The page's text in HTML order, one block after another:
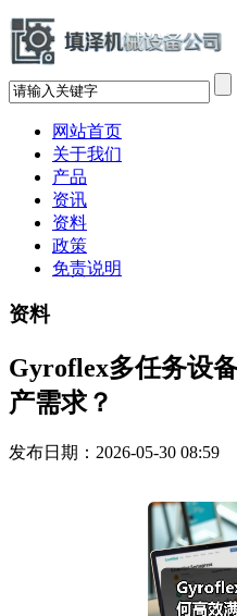
网站首页
关于我们
产品
资讯
资料
政策
免责说明
资料
Gyroflex多任务设
产需求？
发布日期：2026-05-30 08:59